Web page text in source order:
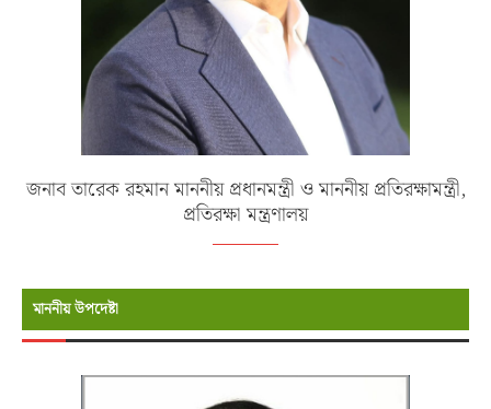
জনাব তারেক রহমান মাননীয় প্রধানমন্ত্রী ও মাননীয় প্রতিরক্ষামন্ত্রী,
প্রতিরক্ষা মন্ত্রণালয়
মাননীয় উপদেষ্টা